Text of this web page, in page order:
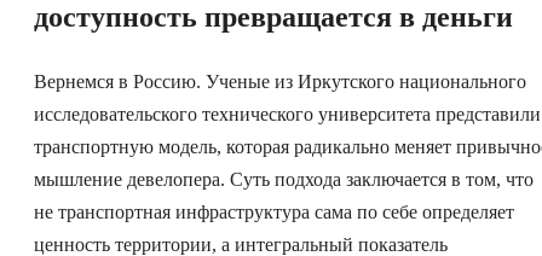
доступность превращается в деньги
Вернемся в Россию. Ученые из Иркутского национального
исследовательского технического университета представили
транспортную модель, которая радикально меняет
мышление девелопера. Суть подхода заключается в том, что
не транспортная инфраструктура сама по себе определяет
ценность территории, а интегральный показатель